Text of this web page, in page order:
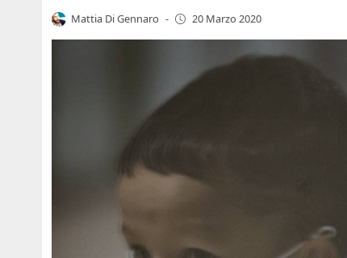
Mattia Di Gennaro - 20 Marzo 2020